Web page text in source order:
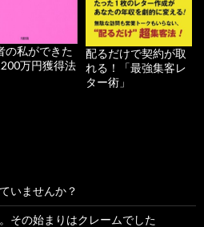
の私ができた
万円獲得法
配るだけで契約が取
れる！「最強集客レ
ター術」
いませんか？
その始まりはクレームでした